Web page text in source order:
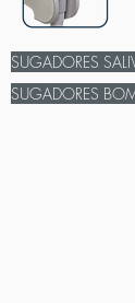
SUGADORES
SUGADORES